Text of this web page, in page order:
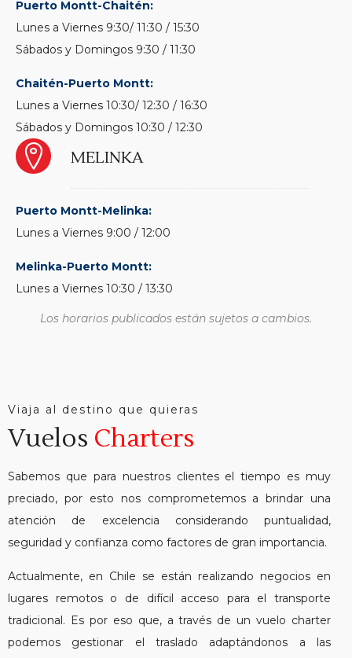
Puerto Montt-Chaitén:
Lunes a Viernes 9:30/ 11:30 / 15:30
Sábados y Domingos 9:30 / 11:30
Chaitén-Puerto Montt:
Lunes a Viernes 10:30/ 12:30 / 16:30
Sábados y Domingos 10:30 / 12:30
MELINKA
Puerto Montt-Melinka:
Lunes a Viernes 9:00 / 12:00
Melinka-Puerto Montt:
Lunes a Viernes 10:30 / 13:30
Los horarios publicados están sujetos a cambios.
Viaja al destino que quieras
Vuelos Charters
Sabemos que para nuestros clientes el tiempo es muy
preciado, por esto nos comprometemos a brindar una
atención de excelencia considerando puntualidad,
seguridad y confianza como factores de gran importancia.
Actualmente, en Chile se están realizando negocios en
lugares remotos o de difícil acceso para el transporte
tradicional. Es por eso que, a través de un vuelo charter
podemos gestionar el traslado adaptándonos a las